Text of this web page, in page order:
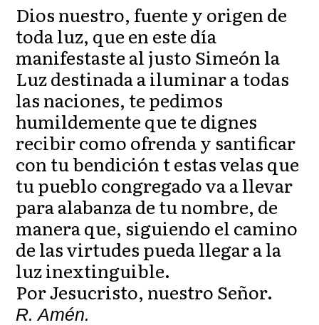
Dios nuestro, fuente y origen de
toda luz, que en este día
manifestaste al justo Simeón la
Luz destinada a iluminar a todas
las naciones, te pedimos
humildemente que te dignes
recibir como ofrenda y santificar
con tu bendición t estas velas que
tu pueblo congregado va a llevar
para alabanza de tu nombre, de
manera que, siguiendo el camino
de las virtudes pueda llegar a la
luz inextinguible.
Por Jesucristo, nuestro Señor.
R. Amén.